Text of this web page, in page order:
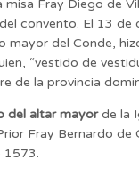
misa Fray Diego de
convento. El 13
mayor del Conde,
“vestido de
de la provincia
del altar mayorde la
Fray Bernardo de
1573.